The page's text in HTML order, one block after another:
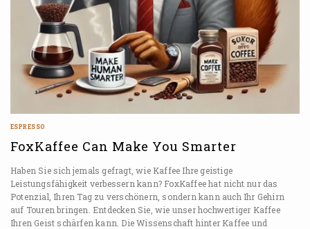
ESPRESSO
FoxKaffee Can Make You Smarter
Haben Sie sich jemals gefragt, wie Kaffee Ihre geistige
Leistungsfähigkeit verbessern kann? FoxKaffee hat nicht nur das
Potenzial, Ihren Tag zu verschönern, sondern kann auch Ihr Gehirn
auf Touren bringen. Entdecken Sie, wie unser hochwertiger Kaffee
Ihren Geist schärfen kann. Die Wissenschaft hinter Kaffee und